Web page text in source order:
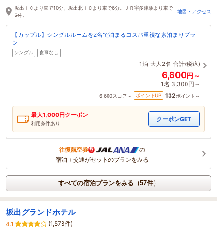
1時間前に予約されました
坂出ＩＣより車で10分、坂出北ＩＣより車で6分。ＪＲ宇多津駅より車で
5分。
地図・アクセス
【カップル】シングルルームを2名で泊まるコスパ重視な素泊まりプラ
ン
シングル 食事なし
1泊 大人2名 合計(税込)
6,600円～
1名 3,300円～
6,600スコア～ ポイントUP 132ポイント～
最大1,000円クーポン
利用条件あり
クーポンGET
往復航空券
の
宿泊＋交通がセットのプランをみる
すべての宿泊プランをみる（57件）
坂出グランドホテル
4.1
(1,573件)